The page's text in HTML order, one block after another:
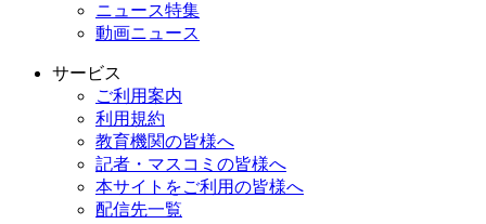
ニュース特集
動画ニュース
サービス
ご利用案内
利用規約
教育機関の皆様へ
記者・マスコミの皆様へ
本サイトをご利用の皆様へ
配信先一覧